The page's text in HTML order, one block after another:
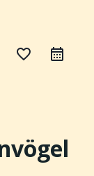
favorite_border